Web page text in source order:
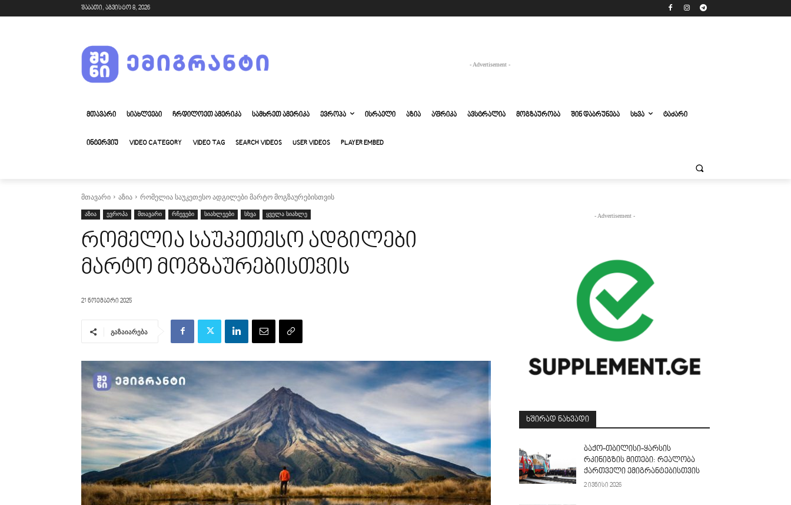
შაბათი, აგვისტო 8, 2026
- Advertisement -
ᲛᲗᲐᲕᲐᲠᲘ ᲡᲘᲐᲮᲚᲔᲔᲑᲘ ᲩᲠᲓᲘᲚᲝᲔᲗ ᲐᲛᲔᲠᲘᲙᲐ ᲡᲐᲛᲮᲠᲔᲗ ᲐᲛᲔᲠᲘᲙᲐ ᲔᲕᲠᲝᲞᲐ ᲘᲡᲠᲐᲔᲚᲘ ᲐᲖᲘᲐ ᲐᲤᲠᲘᲙᲐ ᲐᲕᲡᲢᲠᲐᲚᲘᲐ ᲛᲝᲒᲖᲐᲣᲠᲝᲑᲐ ᲨᲘᲜ ᲓᲐᲑᲠᲣᲜᲔᲑᲐ ᲡᲮᲕᲐ ᲢᲐᲫᲐᲠᲘ
ᲘᲜᲢᲔᲠᲕᲘᲣ VIDEO CATEGORY VIDEO TAG SEARCH VIDEOS USER VIDEOS PLAYER EMBED
მთავარი აზია რომელია საუკეთესო ადგილები მარტო მოგზაურებისთვის
აზია ევროპა მთავარი რჩევები სიახლეები სხვა ყველა სიახლე
რომელია საუკეთესო ადგილები
მარტო მოგზაურებისთვის
21 ნოემბერი 2025
გაზაიარება
- Advertisement -
ᲮᲨᲘᲠᲐᲓ ᲜᲐᲮᲕᲐᲓᲘ
ბაქო-თბილისი-ყარსის
რკინიგზის მითები: რეალობა
ქართველი ემიგრანტებისთვის
2 ივნისი 2026